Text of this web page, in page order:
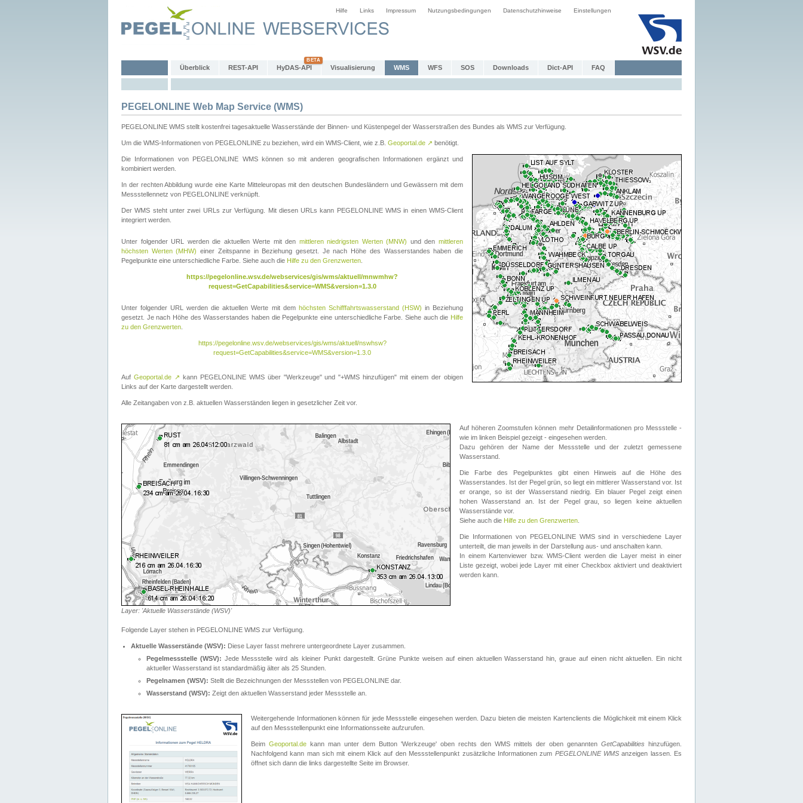
Hilfe Links Impressum Nutzungsbedingungen Datenschutzhinweise Einstellungen
Überblick REST-API HyDAS-API Visualisierung WMS WFS SOS Downloads Dict-API FAQ
PEGELONLINE Web Map Service (WMS)
PEGELONLINE WMS stellt kostenfrei tagesaktuelle Wasserstände der Binnen- und Küstenpegel der Wasserstraßen des Bundes als WMS zur Verfügung.
Um die WMS-Informationen von PEGELONLINE zu beziehen, wird ein WMS-Client, wie z.B. Geoportal.de ↗ benötigt.
Die Informationen von PEGELONLINE WMS können so mit anderen geografischen Informationen ergänzt und
kombiniert werden.
In der rechten Abbildung wurde eine Karte Mitteleuropas mit den deutschen Bundesländern und Gewässern mit dem
Messstellennetz von PEGELONLINE verknüpft.
Der WMS steht unter zwei URLs zur Verfügung. Mit diesen URLs kann PEGELONLINE WMS in einen WMS-Client
integriert werden.
Unter folgender URL werden die aktuellen Werte mit den mittleren niedrigsten Werten (MNW) und denmittleren
höchsten Werten (MHW) einer Zeitspanne in Beziehung gesetzt. Je nach Höhe des Wasserstandes haben die
Pegelpunkte eine unterschiedliche Farbe. Siehe auch die Hilfe zu den Grenzwerten
https://pegelonline.wsv.de/webservices/gis/wms/aktuell/mnwmhw?
request=GetCapabilities&service=WMS&version=1.3.0
Unter folgender URL werden die aktuellen Werte mit dem höchsten Schifffahrtswasserstand (HSW) in Beziehung
gesetzt. Je nach Höhe des Wasserstandes haben die Pegelpunkte eine unterschiedliche Farbe. Siehe auch die Hilfe
zu den Grenzwerten
https://pegelonline.wsv.de/webservices/gis/wms/aktuell/nswhsw?
request=GetCapabilities&service=WMS&version=1.3.0
Auf Geoportal.de ↗ kann PEGELONLINE WMS über "Werkzeuge" und "+WMS hinzufügen" mit einem der obigen
Links auf der Karte dargestellt werden.
Alle Zeitangaben von z.B. aktuellen Wasserständen liegen in gesetzlicher Zeit vor.
Layer: 'Aktuelle Wasserstände (WSV)'
Auf höheren Zoomstufen können mehr Detailinformationen pro Messstelle -
wie im linken Beispiel gezeigt - eingesehen werden.
Dazu gehören der Name der Messstelle und der zuletzt gemessene
Wasserstand.
Die Farbe des Pegelpunktes gibt einen Hinweis auf die Höhe des
Wasserstandes. Ist der Pegel grün, so liegt ein mittlerer Wasserstand vor. Ist
er orange, so ist der Wasserstand niedrig. Ein blauer Pegel zeigt einen
hohen Wasserstand an. Ist der Pegel grau, so liegen keine aktuellen
Wasserstände vor.
Siehe auch die Hilfe zu den Grenzwerten
Die Informationen von PEGELONLINE WMS sind in verschiedene Layer
unterteilt, die man jeweils in der Darstellung aus- und anschalten kann.
In einem Kartenviewer bzw. WMS-Client werden die Layer meist in einer
Liste gezeigt, wobei jede Layer mit einer Checkbox aktiviert und deaktiviert
werden kann.
Folgende Layer stehen in PEGELONLINE WMS zur Verfügung.
Aktuelle Wasserstände (WSV): Diese Layer fasst mehrere untergeordnete Layer zusammen.
Pegelmessstelle (WSV): Jede Messstelle wird als kleiner Punkt dargestellt. Grüne Punkte weisen auf einen aktuellen Wasserstand hin, graue auf einen nicht aktuellen. Ein nicht
aktueller Wasserstand ist standardmäßig älter als 25 Stunden.
Pegelnamen (WSV): Stellt die Bezeichnungen der Messstellen von PEGELONLINE dar.
Wasserstand (WSV): Zeigt den aktuellen Wasserstand jeder Messstelle an.
Weitergehende Informationen können für jede Messstelle eingesehen werden. Dazu bieten die meisten Kartenclients die Möglichkeit mit einem Klick
auf den Messstellenpunkt eine Informationsseite aufzurufen.
Beim Geoportal.de kann man unter dem Button 'Werkzeuge' oben rechts den WMS mittels der oben genannten GetCapabilities hinzufügen.
Nachfolgend kann man sich mit einem Klick auf den Messstellenpunkt zusätzliche Informationen zum PEGELONLINE WMSanzeigen lassen. Es
öffnet sich dann die links dargestellte Seite im Browser.